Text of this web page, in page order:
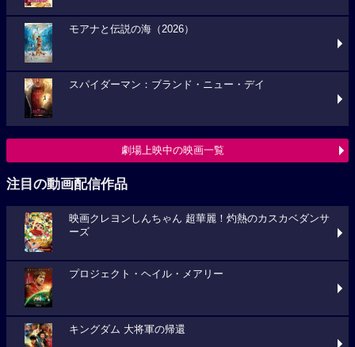
モアナと伝説の海（2026）
スパイダーマン：ブランド・ニュー・デイ
劇場上映中の映画一覧
注目の動画配信作品
映画クレヨンしんちゃん 超華麗！灼熱のカスカベダンサ
ーズ
プロジェクト・ヘイル・メアリー
キングダム 大将軍の帰還